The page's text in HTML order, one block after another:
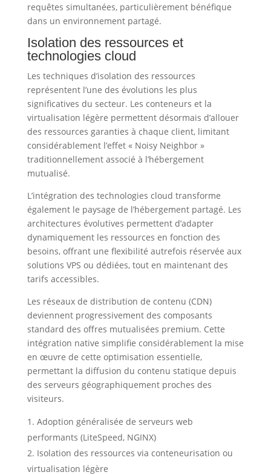
requêtes simultanées, particulièrement bénéfique
dans un environnement partagé.
Isolation des ressources et
technologies cloud
Les techniques d’isolation des ressources
représentent l’une des évolutions les plus
significatives du secteur. Les conteneurs et la
virtualisation légère permettent désormais d’allouer
des ressources garanties à chaque client, limitant
considérablement l’effet « Noisy Neighbor »
traditionnellement associé à l’hébergement
mutualisé.
L’intégration des technologies cloud transforme
également le paysage de l’hébergement partagé. Les
architectures évolutives permettent d’adapter
dynamiquement les ressources en fonction des
besoins, offrant une flexibilité autrefois réservée aux
solutions VPS ou dédiées, tout en maintenant des
tarifs accessibles.
Les réseaux de distribution de contenu (CDN)
deviennent progressivement des composants
standard des offres mutualisées premium. Cette
intégration native simplifie considérablement la mise
en œuvre de cette optimisation essentielle,
permettant la diffusion du contenu statique depuis
des serveurs géographiquement proches des
visiteurs.
Adoption généralisée de serveurs web
performants (LiteSpeed, NGINX)
Isolation des ressources via conteneurisation ou
virtualisation légère